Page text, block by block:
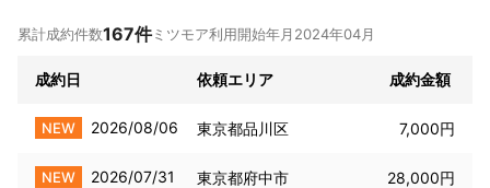
累計成約件数167件ミツモア利用開始年月 2024年04月
成約日 依頼エリア 成約金額
NEW 2026/08/06 東京都品川区 7,000円
NEW 2026/07/31 東京都府中市 28,000円